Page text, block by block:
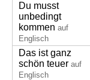
Du musst
unbedingt
kommen auf
Englisch
Das ist ganz
schön teuer auf
Englisch